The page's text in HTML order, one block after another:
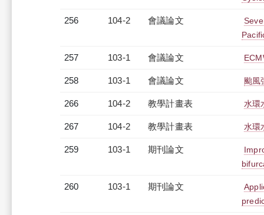
256 104-2 會議論文
257 103-1 會議論文
258 103-1 會議論文 颱風
266 104-2 教學計畫表 水環
267 104-2 教學計畫表 水環
259 103-1 期刊論文
260 103-1 期刊論文